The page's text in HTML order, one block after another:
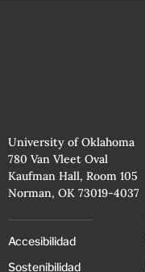
University of Oklahoma
780 Van Vleet Oval
Kaufman Hall, Room 105
Norman, OK 73019-4037
Accesibilidad
Sostenibilidad